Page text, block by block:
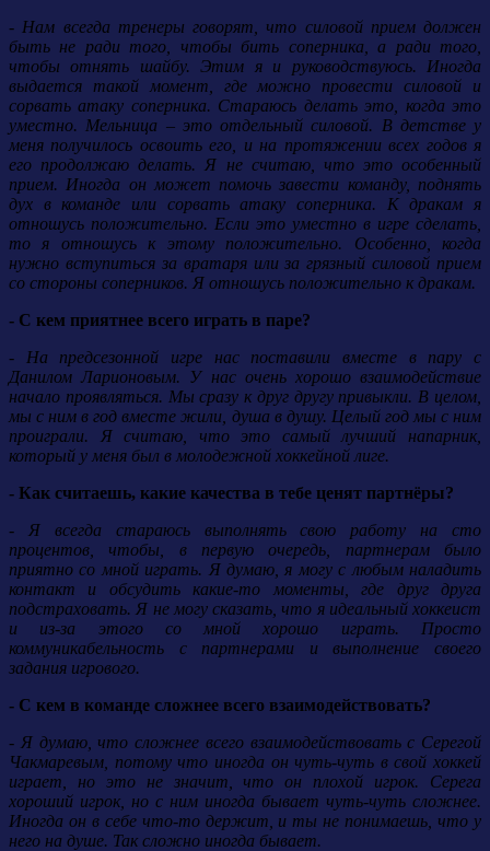
- Нам всегда тренеры говорят, что силовой прием должен
быть не ради того, чтобы бить соперника, а ради того,
чтобы отнять шайбу. Этим я и руководствуюсь. Иногда
выдается такой момент, где можно провести силовой и
сорвать атаку соперника. Стараюсь делать это, когда это
уместно. Мельница – это отдельный силовой. В детстве у
меня получилось освоить его, и на протяжении всех годов я
его продолжаю делать. Я не считаю, что это особенный
прием. Иногда он может помочь завести команду, поднять
дух в команде или сорвать атаку соперника. К дракам я
отношусь положительно. Если это уместно в игре сделать,
то я отношусь к этому положительно. Особенно, когда
нужно вступиться за вратаря или за грязный силовой прием
со стороны соперников. Я отношусь положительно к дракам.
- С кем приятнее всего играть в паре?
- На предсезонной игре нас поставили вместе в пару с
Данилом Ларионовым. У нас очень хорошо взаимодействие
начало проявляться. Мы сразу к друг другу привыкли. В целом,
мы с ним в год вместе жили, душа в душу. Целый год мы с ним
проиграли. Я считаю, что это самый лучший напарник,
который у меня был в молодежной хоккейной лиге.
- Как считаешь, какие качества в тебе ценят партнёры?
- Я всегда стараюсь выполнять свою работу на сто
процентов, чтобы, в первую очередь, партнерам было
приятно со мной играть. Я думаю, я могу с любым наладить
контакт и обсудить какие-то моменты, где друг друга
подстраховать. Я не могу сказать, что я идеальный хоккеист
и из-за этого со мной хорошо играть. Просто
коммуникабельность с партнерами и выполнение своего
задания игрового.
- С кем в команде сложнее всего взаимодействовать?
- Я думаю, что сложнее всего взаимодействовать с Серегой
Чакмаревым, потому что иногда он чуть-чуть в свой хоккей
играет, но это не значит, что он плохой игрок. Серега
хороший игрок, но с ним иногда бывает чуть-чуть сложнее.
Иногда он в себе что-то держит, и ты не понимаешь, что у
него на душе. Так сложно иногда бывает.